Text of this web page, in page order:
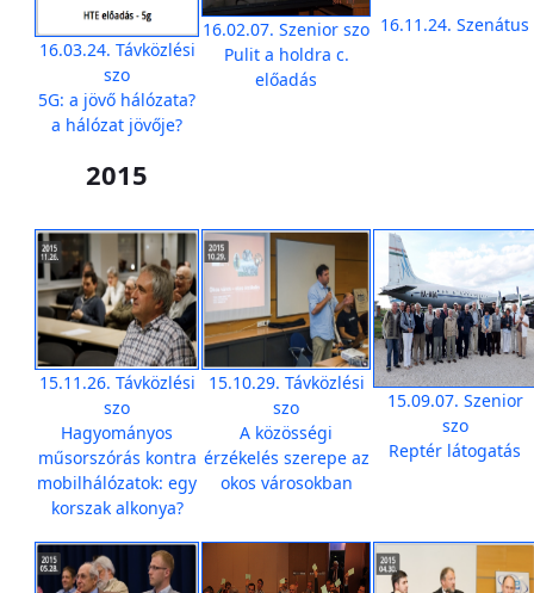
16.03.24. Távközlési
szo
5G: a jövő hálózata?
a hálózat jövője?
16.02.07. Szenior szo
Pulit a holdra c.
előadás
16.11.24. Szenátus
2015
15.11.26. Távközlési
szo
Hagyományos
műsorszórás kontra
mobilhálózatok: egy
korszak alkonya?
15.10.29. Távközlési
szo
A közösségi
érzékelés szerepe az
okos városokban
15.09.07. Szenior
szo
Reptér látogatás